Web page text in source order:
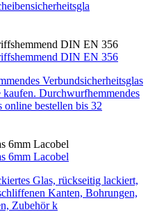
DIN EN 356
DIN EN 356
Verbundsicherheitsglas
Durchwurfhemmendes
online bestellen bis 32
6mm Lacobel
6mm Lacobel
Glas, rückseitig lackiert,
Kanten, Bohrungen,
Zubehör k